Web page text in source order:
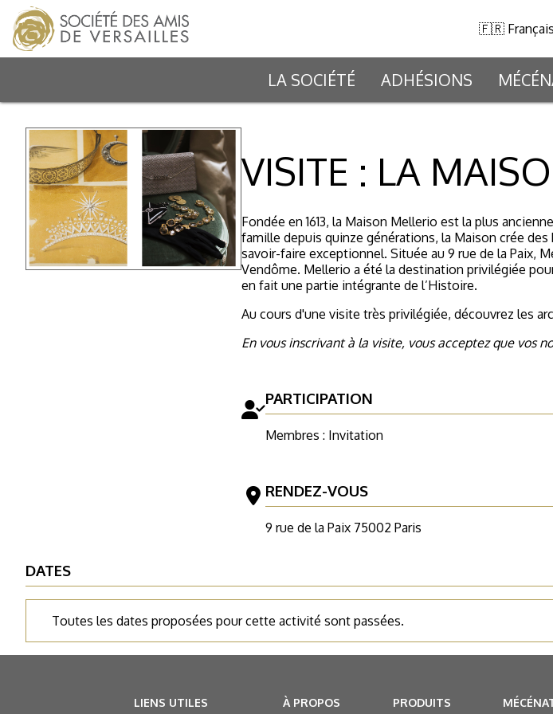
LA SOCIÉTÉ ADHÉSIONS
VISITE : LA
Fondée en 1613, la Maison Mellerio est la plus
famille depuis quinze générations, la Maison crée
savoir-faire exceptionnel. Située au 9 rue de la Paix,
Vendôme. Mellerio a été la destination privilégiée
en fait une partie intégrante de l’Histoire.
Au cours d'une visite très privilégiée, découvrez les
En vous inscrivant à la visite, vous acceptez que vos
PARTICIPATION
Membres : Invitation
RENDEZ-VOUS
9 rue de la Paix 75002 Paris
DATES
Toutes les dates proposées pour cette activité sont passées.
LIENS UTILES À PROPOS PRODUITS